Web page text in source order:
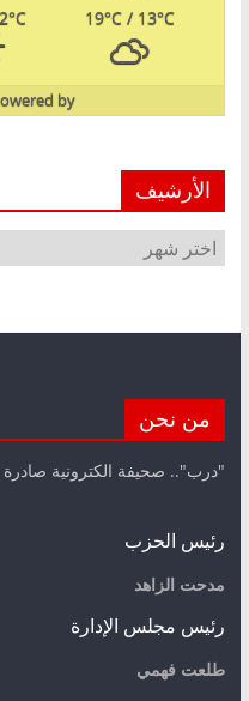
19°C/ 13°C
°C
by
الأرشيف
الأرشيف
من نحن
"درب".. صحيفة الكترونية
رئيس الحزب
مدحت الزاهد
رئيس مجلس الإدارة
طلعت فهمي